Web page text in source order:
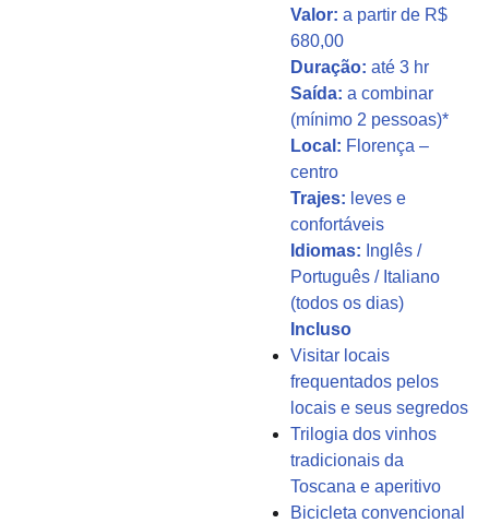
Valor: a partir de R$
680,00
Duração: até 3 hr
Saída: a combinar
(mínimo 2 pessoas)*
Local: Florença –
centro
Trajes: leves e
confortáveis
Idiomas: Inglês /
Português / Italiano
(todos os dias)
Incluso
Visitar locais
frequentados pelos
locais e seus segredos
Trilogia dos vinhos
tradicionais da
Toscana e aperitivo
Bicicleta convencional